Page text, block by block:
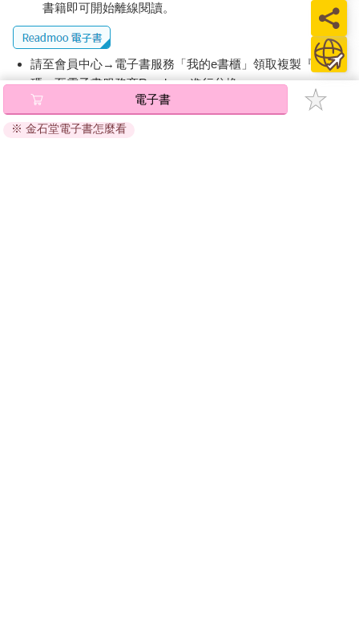
書籍即可開始離線閱讀。
請至會員中心→電子書服務「我的e書櫃」領取複製『兌換
碼』至電子書服務商Readmoo進行兌換。
退換貨須知：
因版權保護，您在金石堂所購買的電子書僅能以金石堂專屬
電子書
※ 金石堂電子書怎麼看